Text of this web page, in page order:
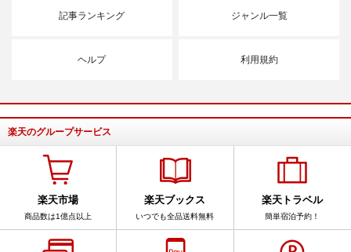
記事ランキング ジャンル一覧
ヘルプ 利用規約
楽天のグループサービス
楽天市場
商品数は1億点以上
楽天ブックス
いつでも全品送料無料
楽天トラベル
簡単宿泊予約！